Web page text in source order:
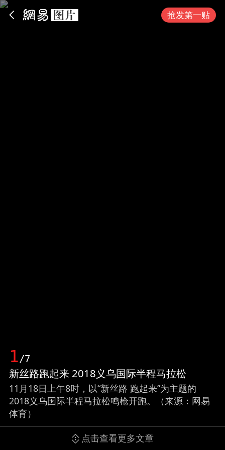
抢发第一贴
1/7
新丝路跑起来 2018义乌国际半程马拉松
11月18日上午8时，以“新丝路 跑起来”为主题的
2018义乌国际半程马拉松鸣枪开跑。（来源：网易
体育）
点击查看更多文章
App内打开